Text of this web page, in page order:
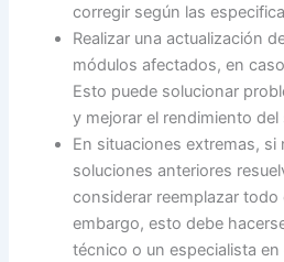
corregir según las
Realizar una actualización
módulos afectados, en
Esto puede solucionar
y mejorar el rendimiento del
En situaciones extremas, si
soluciones anteriores
considerar reemplazar todo
embargo, esto debe
técnico o un especialista